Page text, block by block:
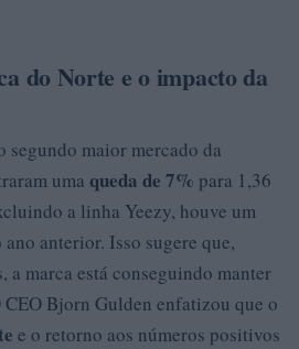
do Norte e o impacto da
segundo maior mercado da
uma queda de 7% para 1,36
a linha Yeezy, houve um
anterior. Isso sugere que,
a marca está conseguindo manter
Bjorn Gulden enfatizou que o
e o retorno aos números positivos